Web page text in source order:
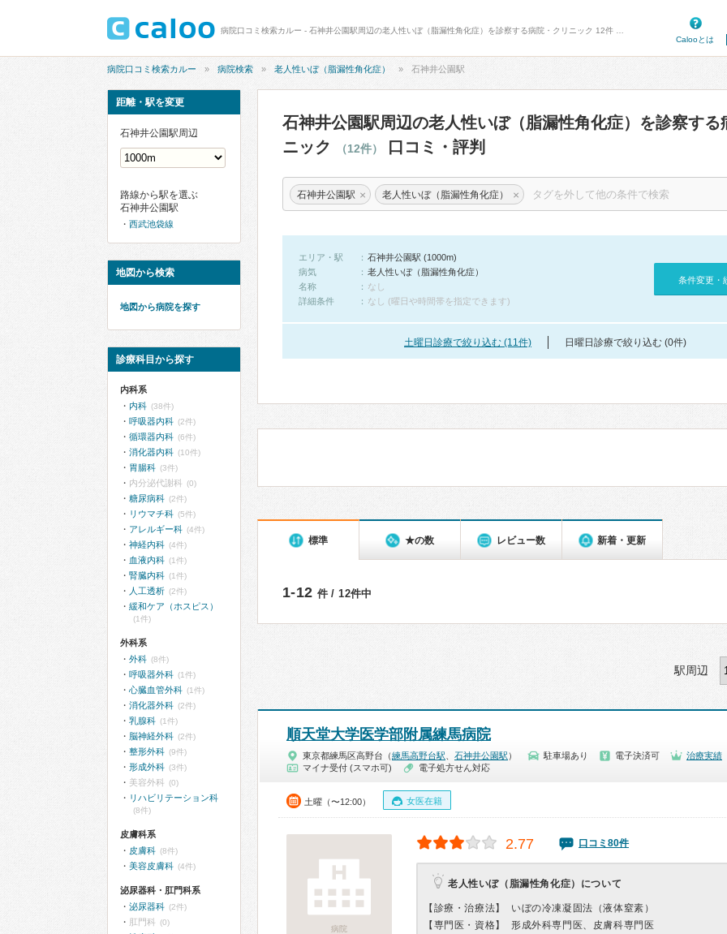
Calooとは
病院口コミ検索カルー 病院検索 老人性いぼ（脂漏性角化症） 石神井公園駅
石神井公園駅周辺の老人性いぼ（脂漏性角化症）を診察する
ニック
（12件） 口コミ・評判
石神井公園駅 × 老人性いぼ（脂漏性角化症） ×
エリア・駅
石神井公園駅 (1000m)
病気
老人性いぼ（脂漏性角化症）
名称
なし
詳細条件
なし (曜日や時間帯を指定できます)
条件変更・
土曜日診療で絞り込む (11件) 日曜日診療で絞り込む (0件)
標準 ★の数 レビュー数 新着・更新
1-12 件 / 12件中
駅周辺
順天堂大学医学部附属練馬病院
東京都練馬区高野台（練馬高野台駅 石神井公園駅 ） 駐車場あり 電子決済可
治療実績
マイナ受付 (スマホ可)
電子処方せん対応
土曜（〜12:00） 女医在籍
病院
2.77 口コミ80件
老人性いぼ（脂漏性角化症）について
【診療・治療法】
いぼの冷凍凝固法（液体窒素）
【専門医・資格】
形成外科専門医、皮膚科専門医
距離・駅を変更
石神井公園駅周辺
路線から駅を選ぶ
石神井公園駅
西武池袋線
地図から検索
地図から病院を探す
診療科目から探す
内科系
内科 (38件)
呼吸器内科 (2件)
循環器内科 (6件)
消化器内科 (10件)
胃腸科 (3件)
内分泌代謝科 (0)
糖尿病科 (2件)
リウマチ科 (5件)
アレルギー科 (4件)
神経内科 (4件)
血液内科 (1件)
腎臓内科 (1件)
人工透析 (2件)
緩和ケア（ホスピス）
(1件)
外科系
外科 (8件)
呼吸器外科 (1件)
心臓血管外科 (1件)
消化器外科 (2件)
乳腺科 (1件)
脳神経外科 (2件)
整形外科 (9件)
形成外科 (3件)
美容外科 (0)
リハビリテーション科
(8件)
皮膚科系
皮膚科 (8件)
美容皮膚科 (4件)
泌尿器科・肛門科系
泌尿器科 (2件)
肛門科 (0)